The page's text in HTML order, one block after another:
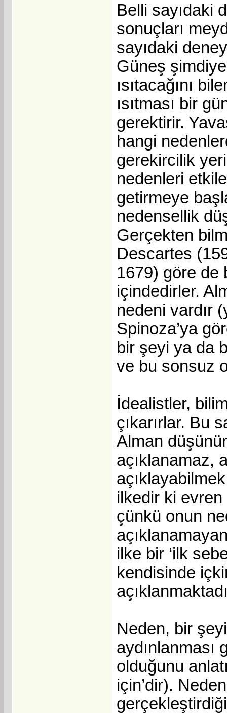
Belli sayıdaki
sonuçları
sayıdaki
Güneş şimdiye
ısıtacağını
ısıtması bir
gerektirir.
hangi
gerekircilik
nedenleri
getirmeye
nedensellik
Gerçekten
Descartes
1679) göre de
içindedirler.
nedeni vardır
Spinoza’ya
bir şeyi ya da
ve bu sonsuz
İdealistler,
çıkarırlar. Bu
Alman
açıklanamaz,
ilkedir ki evren
çünkü onun
ilke bir ‘ilk
kendisinde
Neden, bir
aydınlanması
olduğunu
için’dir).